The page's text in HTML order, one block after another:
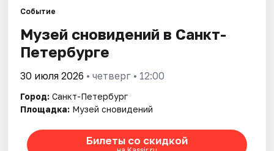
Города
Площадки
Рейтинги
Событие
Музей сновидений в Санкт-
Петербурге
30 июля 2026 • четверг • 12:00
Город: Санкт-Петербург
Площадка: Музей сновидений
Билеты со скидкой